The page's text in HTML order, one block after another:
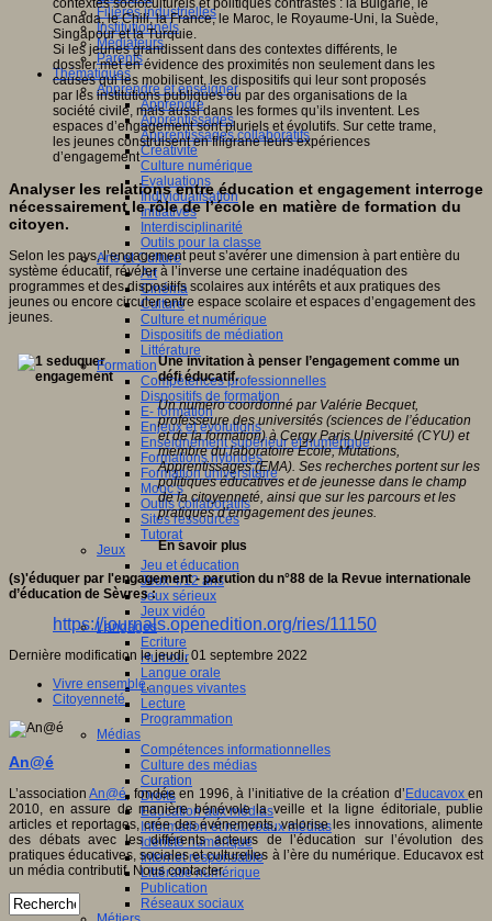
Filières industrielles
Institutionnels
Médiateurs
Parents
Thématiques
Apprendre et enseigner
Apprendre
Apprentissages
Apprentissages collaboratifs
Créativité
Culture numérique
Evaluations
Individualisation
Initiatives
Interdisciplinarité
Outils pour la classe
Arts et Culture
Art
Cinéma
Culture
Culture et numérique
Dispositifs de médiation
Littérature
Formation
Compétences professionnelles
Dispositifs de formation
E- formation
Enjeux et évolutions
Enseignement supérieur et numérique
Formations hybrides
Formation universitaire
Mooc’s
Outils collaboratifs
Sites ressources
Tutorat
Jeux
Jeu et éducation
Jeux 4/12 ans
Jeux sérieux
Jeux vidéo
Langages
Ecriture
Humour
Langue orale
Langues vivantes
Lecture
Programmation
Médias
Compétences informationnelles
Culture des médias
Curation
Droits
Education aux médias
Information et nouveaux médias
Identité numérique
Internet responsable
Littératie numérique
Publication
Réseaux sociaux
contextes socioculturels et politiques contrastés : la Bulgarie, le
Canada, le Chili, la France, le Maroc, le Royaume-Uni, la Suède,
Singapour et la Turquie.
Si les jeunes grandissent dans des contextes différents, le
dossier met en évidence des proximités non seulement dans les
causes qui les mobilisent, les dispositifs qui leur sont proposés
par les institutions publiques ou par des organisations de la
société civile, mais aussi dans les formes qu’ils inventent. Les
espaces d’engagement sont pluriels et évolutifs. Sur cette trame,
les jeunes construisent en filigrane leurs expériences
d’engagement
Analyser les relations entre éducation et engagement interroge
nécessairement le rôle de l’école en matière de formation du
citoyen.
Selon les pays, l’engagement peut s’avérer une dimension à part entière du
système éducatif, révéler à l’inverse une certaine inadéquation des
programmes et des dispositifs scolaires aux intérêts et aux pratiques des
jeunes ou encore circuler entre espace scolaire et espaces d’engagement des
jeunes.
Une invitation à penser l’engagement comme un
défi éducatif.
Un numéro coordonné par Valérie Becquet,
professeure des universités (sciences de l’éducation
et de la formation) à Cergy Paris Université (CYU) et
membre du laboratoire École, Mutations,
Apprentissages (EMA). Ses recherches portent sur les
politiques éducatives et de jeunesse dans le champ
de la citoyenneté, ainsi que sur les parcours et les
pratiques d’engagement des jeunes.
En savoir plus
(s)'éduquer par l'engagement - parution du n°88 de la Revue internationale
d’éducation de Sèvres :
https://journals.openedition.org/ries/11150
Dernière modification le jeudi, 01 septembre 2022
Vivre ensemble,
Citoyenneté,
An@é
L’associationAn@é, fondée en 1996, à l’initiative de la création d’ Educavoxen
2010, en assure de manière bénévole la veille et la ligne éditoriale, publie
articles et reportages, crée des événements, valorise les innovations, alimente
des débats avec les différents acteurs de l’éducation sur l’évolution des
pratiques éducatives, sociales et culturelles à l’ère du numérique. Educavox est
un média contributif. Nous contacter.